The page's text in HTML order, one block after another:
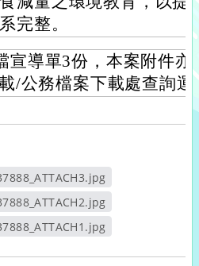
完整。
宣導單3份，本案附件
/公務檔案下載處查詢運
新視窗
新視窗